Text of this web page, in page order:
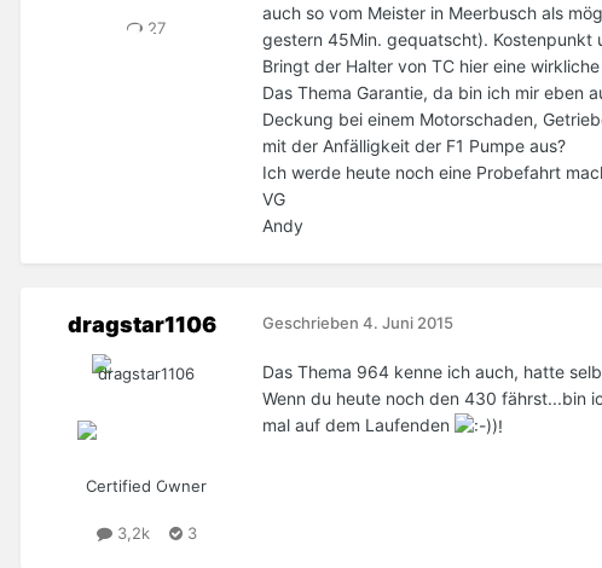
27
auch so vom Meister in Meerbusch als
gestern 45Min. gequatscht). Kostenpunkt
Bringt der Halter von TC hier eine
Das Thema Garantie, da bin ich mir eben
Deckung bei einem Motorschaden,
mit der Anfälligkeit der F1 Pumpe aus?
Ich werde heute noch eine Probefahrt
VG
Andy
dragstar1106
Certified Owner
3,2k 3
Geschrieben 4. Juni 2015
Das Thema 964 kenne ich auch, hatte
Wenn du heute noch den 430 fährst...bin
mal auf dem Laufenden